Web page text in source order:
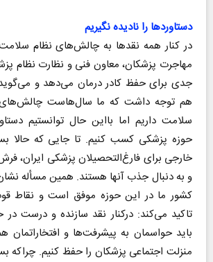
دستاوردها را نادیده نگیریم
در کنار همه نقدها به چالش‌های نظام
مهاجرت پزشکان، معاون فنی و نظارت نظام
جدی برای حفظ کادر درمان می‌دهد و
هم توجه داشت که ما سال‌هاست
سلامت داریم اما بااین حال توانستیم
حوزه پزشکی کسب کنیم. تا جایی که حالا
خارجی برای فارغ‌التحصیلان پزشکی ایران،
و به دنبال جذب آنها هستند. همین مسأله
کشور ما در این حوزه موفق است و نقاط
تاکید می‌کند: درکنار نقد سازنده و درست
باید حواسمان به پیشرفت‌ها و
منزلت اجتماعی پزشکان را حفظ کنیم. چراکه